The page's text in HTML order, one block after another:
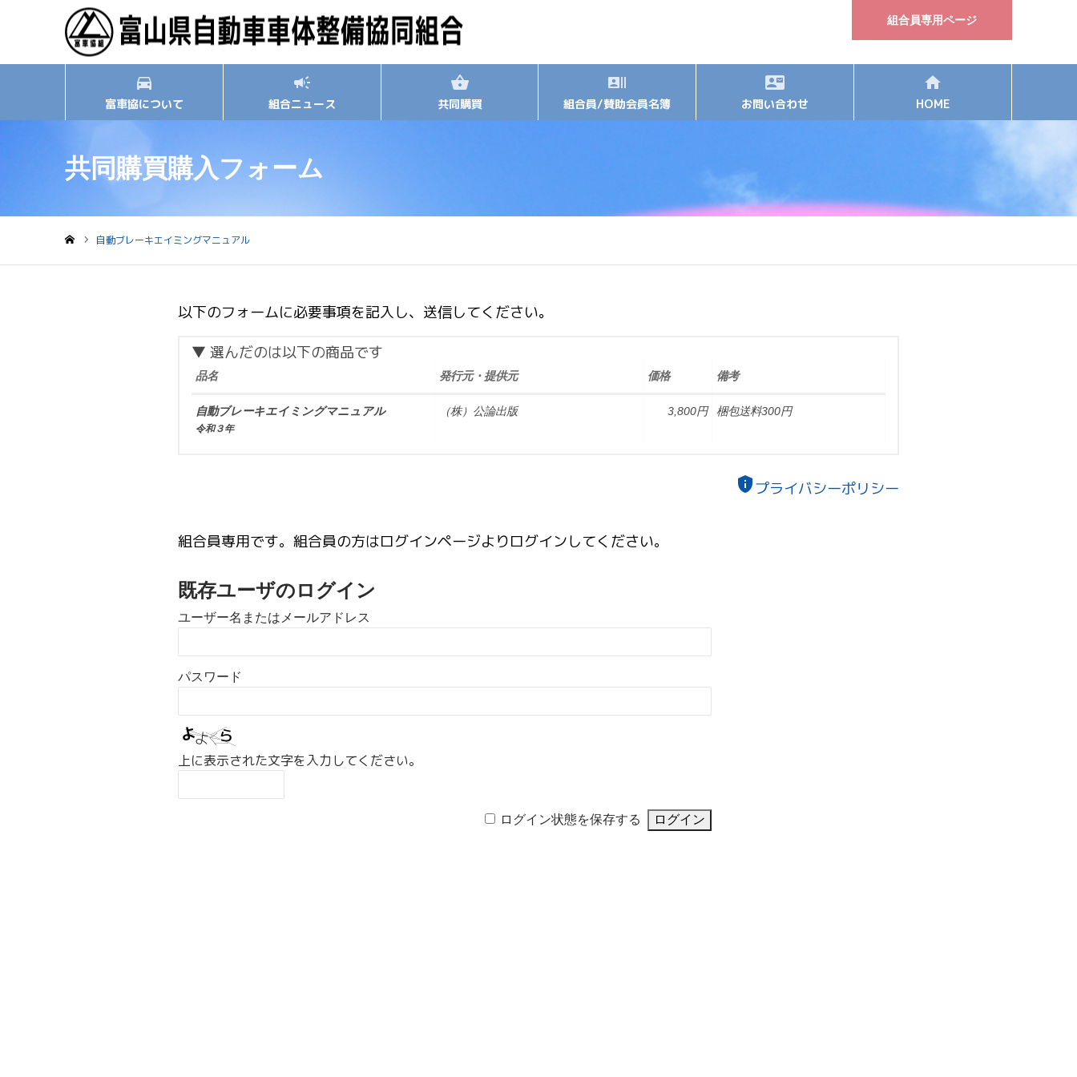
組合員専用ページ
富車協について 組合ニュース 共同購買 組合員/賛助会員名簿 お問い合わせ HOME
共同購買購入フォーム
自動ブレーキエイミングマニュアル
以下のフォームに必要事項を記入し、送信してください。
▼ 選んだのは以下の商品です
品名 発行元・提供元 価格 備考
自動ブレーキエイミングマニュアル
令和３年
（株）公論出版 3,800円 梱包送料300円
privacy_tipプライバシーポリシー
組合員専用です。組合員の方はログインページよりログインしてください。
既存ユーザのログイン
ユーザー名またはメールアドレス
パスワード
上に表示された文字を入力してください。
ログイン状態を保存する